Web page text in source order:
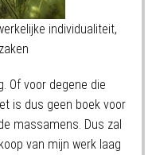
individualiteit,
Of voor degene die
is dus geen boek voor
massamens. Dus zal
van mijn werk laag